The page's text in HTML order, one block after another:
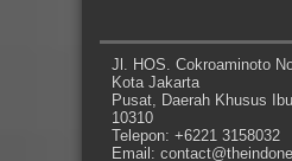
Jl. HOS. Cokroaminoto
Kota Jakarta
Pusat, Daerah Khusus
10310
Telepon: +6221 3158032
Email: